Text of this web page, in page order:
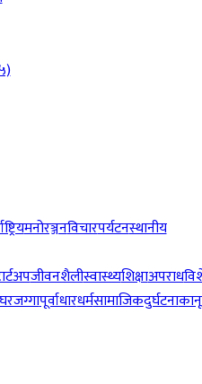
मनोरञ्जनविचारपर्यटनस्थानीय
जीवनशैलीस्वास्थ्यशिक्षाअपराध
पूर्वाधारधर्मसामाजिकदुर्घटना